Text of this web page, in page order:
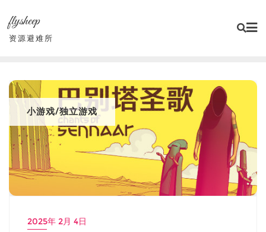
content
flysheep
资源避难所
小游戏/独立游戏
2025年 2月 4日